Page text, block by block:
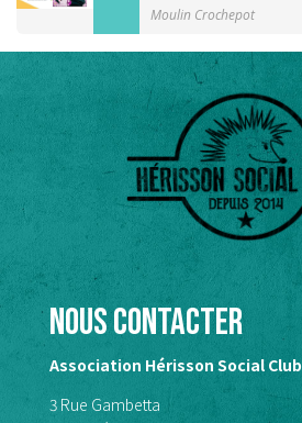
Moulin Crochepot
Nous contacter
Association Hérisson Social Club
3 Rue Gambetta